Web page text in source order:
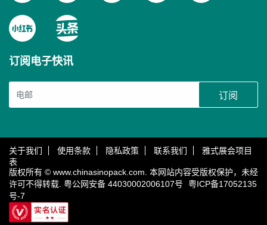
订阅电子快讯
订阅
关于我们 使用条款 隐私政策 联系我们
雅式展会项目
表
版权所有 © www.chinasinopack.com. 本网站内容受版权保护，未经
许可不得转载. 粤公网安备 44030002006107号
粤ICP备17052135
号-7